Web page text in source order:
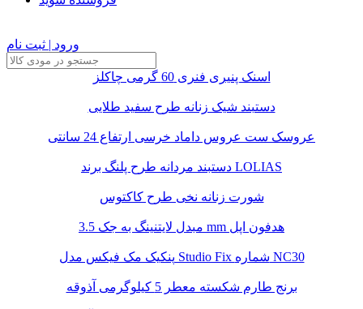
ورود | ثبت نام
اسنک پنیری فنری 60 گرمی چاکلز
دستبند شیک زنانه طرح سفید طلایی
عروسک ست عروس داماد خرسی ارتفاع 24 سانتی
دستبند مردانه طرح پلنگ برند LOLIAS
شورت زنانه نخی طرح کاکتوس
مبدل لایتنینگ به جک 3.5 mm هدفون اپل
پنکیک مک فیکس مدل Studio Fix شماره NC30
برنج طارم شکسته معطر 5 کیلوگرمی آذوقه